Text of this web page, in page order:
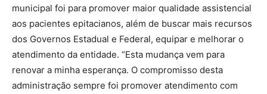
municipal foi para promover maior qualidade assistencial
aos pacientes epitacianos, além de buscar mais recursos
dos Governos Estadual e Federal, equipar e melhorar o
atendimento da entidade. “Esta mudança vem para
renovar a minha esperança. O compromisso desta
administração sempre foi promover atendimento com